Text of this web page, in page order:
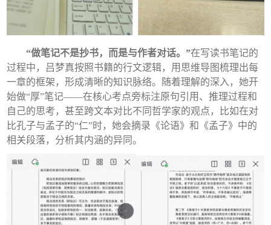
“做笔记不是抄书，而是与作者对话。”在写读书笔记的
过程中，吕梦真按照书籍的行文逻辑，用思维导图梳理出每
一章的框架，形成清晰的知识脉络。随着理解的深入，她开
始做“厚”笔记——在核心考点旁标注原句引用、推理过程和
自己的思考，甚至跨文本对比不同哲学家的观点，比如在对
比孔子与孟子的“仁”时，她会摘录《论语》和《孟子》中的
相关段落，分析其内涵的异同。